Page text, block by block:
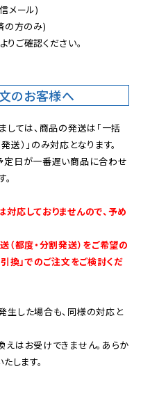
メール)
の方のみ)
りご確認ください。
のお客様へ
しては、商品の発送は「一括
）」のみ対応となります。
定日が一番遅い商品に合わせ
応しておりませんので、予め
（都度・分割発送）をご希望の
換」でのご注文をご検討くだ
した場合も、同様の対応と
はお受けできません。あらか
します。